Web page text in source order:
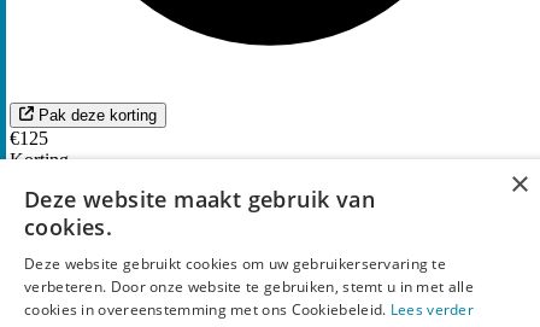
Pak deze korting
€125
Korting
Ontvang nu
outlet
keer gebruikt
×
Deze website maakt gebruik van
cookies.
Deze website gebruikt cookies om uw gebruikerservaring te
verbeteren. Door onze website te gebruiken, stemt u in met alle
cookies in overeenstemming met ons Cookiebeleid. Lees verder